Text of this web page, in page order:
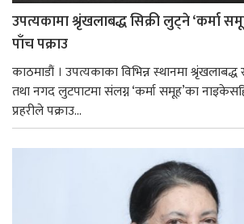
उपत्यकामा श्रृंखलाबद्ध सिक्री लुट्ने ‘कर्मा
पाँच पक्राउ
काठमाडौं । उपत्यकाका विभिन्न स्थानमा
तथा नगद लुटपाटमा संलग्न ‘कर्मा समूह’का
प्रहरीले पक्राउ...